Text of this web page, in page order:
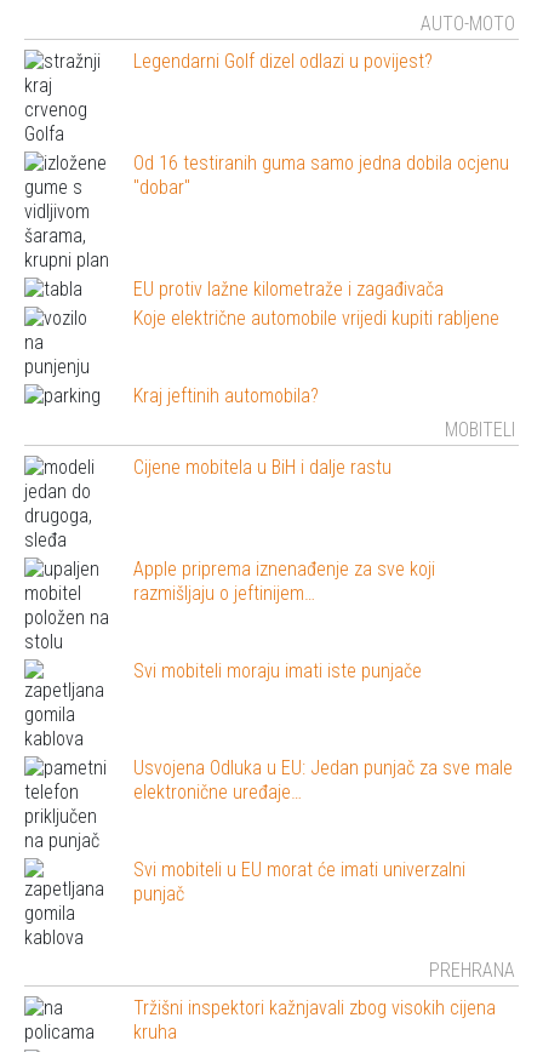
AUTO-MOTO
Legendarni Golf dizel odlazi u povijest?
Od 16 testiranih guma samo jedna dobila ocjenu
"dobar"
EU protiv lažne kilometraže i zagađivača
Koje električne automobile vrijedi kupiti rabljene
Kraj jeftinih automobila?
MOBITELI
Cijene mobitela u BiH i dalje rastu
Apple priprema iznenađenje za sve koji
razmišljaju o jeftinijem…
Svi mobiteli moraju imati iste punjače
Usvojena Odluka u EU: Jedan punjač za sve male
elektronične uređaje…
Svi mobiteli u EU morat će imati univerzalni
punjač
PREHRANA
Tržišni inspektori kažnjavali zbog visokih cijena
kruha